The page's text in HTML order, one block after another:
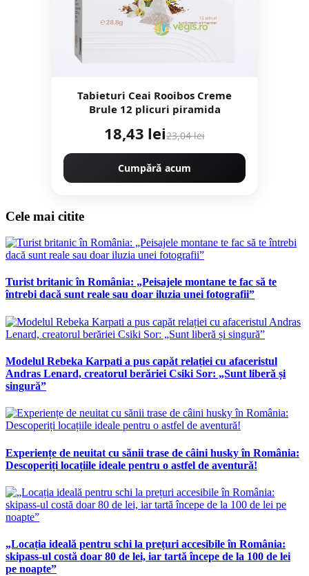
Tabieturi Ceai Rooibos Creme
Brule 12 plicuri piramida
18,43 lei23,04 lei
Cumpără acum
Cele mai citite
Turist britanic în România: „Peisajele montane te fac să te
întrebi dacă sunt reale sau doar iluzia unei fotografii”
Modelul Rebeka Karpati a pus capăt relației cu afaceristul
Andras Lenard, creatorul berăriei Csiki Sor: „Sunt liberă și
singură”
Experiențe de neuitat cu sănii trase de câini husky în România:
Descoperiți locațiile ideale pentru o astfel de aventură!
„Locația ideală pentru schi la prețuri accesibile în România:
skipass-ul costă doar 80 de lei, iar tartă începe de la 100 de lei
pe noapte”